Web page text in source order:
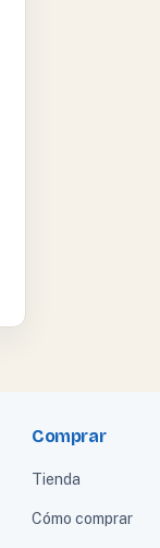
Comprar
Tienda
Cómo comprar